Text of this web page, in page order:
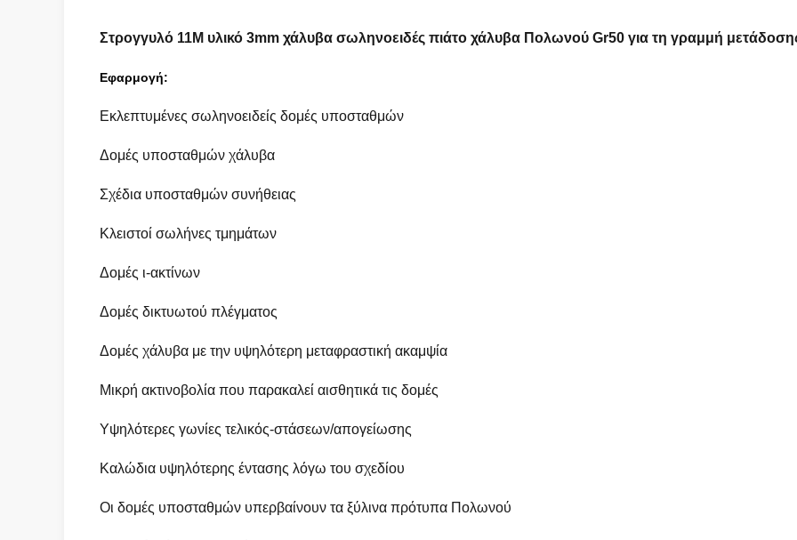
Στρογγυλό 11M υλικό 3mm χάλυβα σωληνοειδές πιάτο χάλυβα Πολωνού Gr50 για τη γραμμή
Εφαρμογή:
Εκλεπτυμένες σωληνοειδείς δομές υποσταθμών
Δομές υποσταθμών χάλυβα
Σχέδια υποσταθμών συνήθειας
Κλειστοί σωλήνες τμημάτων
Δομές ι-ακτίνων
Δομές δικτυωτού πλέγματος
Δομές χάλυβα με την υψηλότερη μεταφραστική ακαμψία
Μικρή ακτινοβολία που παρακαλεί αισθητικά τις δομές
Υψηλότερες γωνίες τελικός-στάσεων/απογείωσης
Καλώδια υψηλότερης έντασης λόγω του σχεδίου
Οι δομές υποσταθμών υπερβαίνουν τα ξύλινα πρότυπα Πολωνού